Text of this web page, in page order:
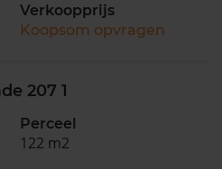
Verkoopprijs
Koopsom opvragen
207 1
Perceel
122 m2